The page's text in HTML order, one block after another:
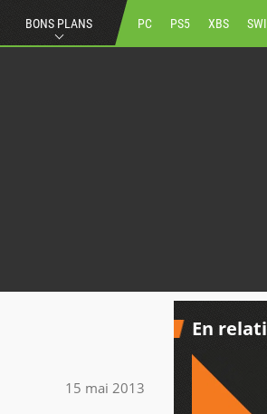
BONS PLANS PC PS5 XBS
15 mai 2013
En